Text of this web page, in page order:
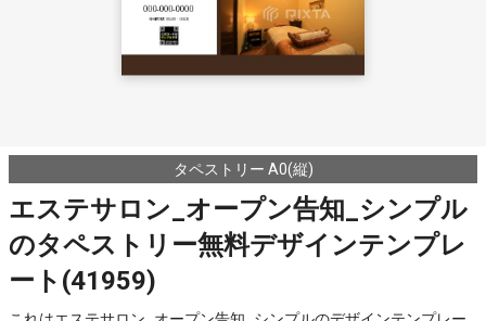
タペストリー A0(縦)
エステサロン_オープン告知_シンプル
のタペストリー無料デザインテンプレ
ート(41959)